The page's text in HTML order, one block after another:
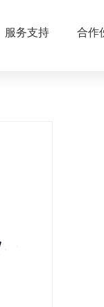
服务支持 合作